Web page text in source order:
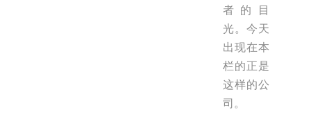
者的目
光。今天
出现在本
栏的正是
这样的公
司。